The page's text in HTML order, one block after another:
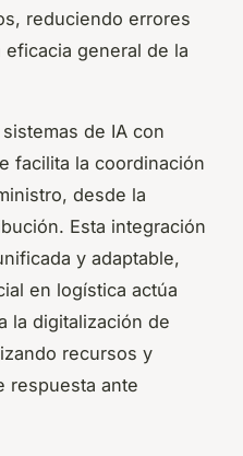
reduciendo errores
general de la
de IA con
facilita la coordinación
desde la
Esta integración
y adaptable,
en logística actúa
la digitalización de
recursos y
respuesta ante